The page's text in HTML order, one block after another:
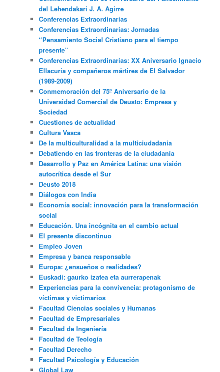
del Lehendakari J. A. Agirre
Conferencias Extraordinarias
Conferencias Extraordinarias: Jornadas
“Pensamiento Social Cristiano para el tiempo
presente”
Conferencias Extraordinarias: XX Aniversario Ignacio
Ellacuria y compañeros mártires de El Salvador
(1989-2009)
Conmemoración del 75º Aniversario de la
Universidad Comercial de Deusto: Empresa y
Sociedad
Cuestiones de actualidad
Cultura Vasca
De la multiculturalidad a la multiciudadania
Debatiendo en las fronteras de la ciudadanía
Desarrollo y Paz en América Latina: una visión
autocrítica desde el Sur
Deusto 2018
Diálogos con India
Economía social: innovación para la transformación
social
Educación. Una incógnita en el cambio actual
El presente discontinuo
Empleo Joven
Empresa y banca responsable
Europa: ¿ensueños o realidades?
Euskadi: gaurko izatea eta aurrerapenak
Experiencias para la convivencia: protagonismo de
víctimas y victimarios
Facultad Ciencias sociales y Humanas
Facultad de Empresariales
Facultad de Ingeniería
Facultad de Teología
Facultad Derecho
Facultad Psicología y Educación
Global Law